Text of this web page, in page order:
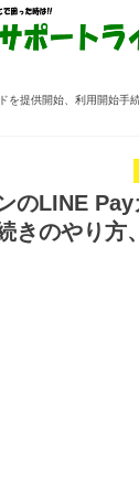
を提供開始、利用開始手
のLINE
きのやり方